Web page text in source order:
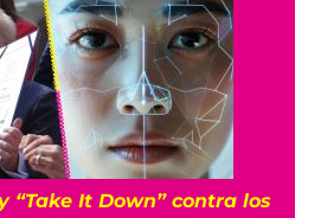
“Take It Down” contra los